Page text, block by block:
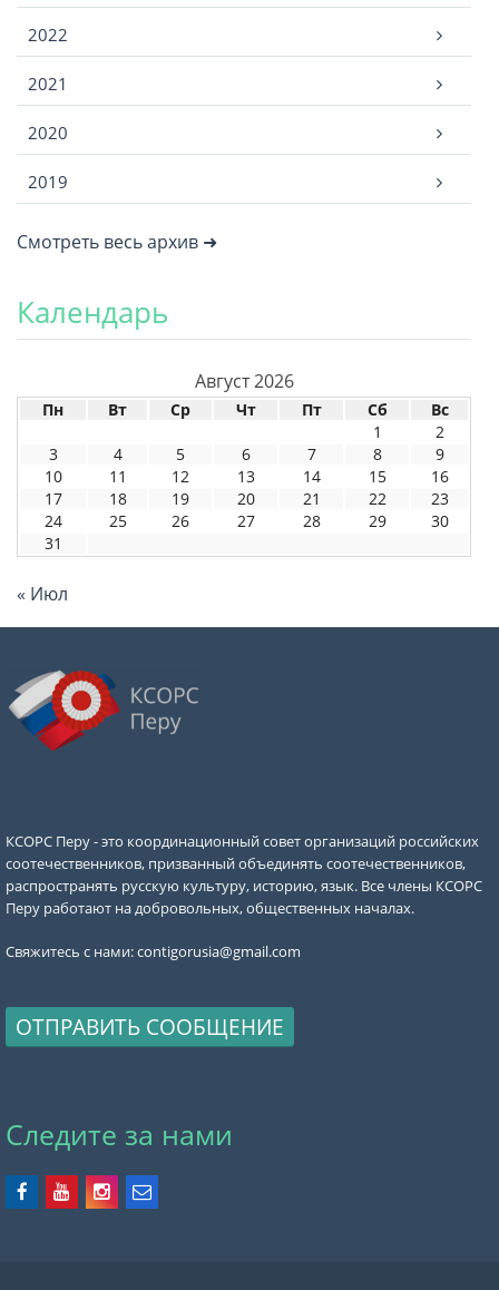
2022
2021
2020
2019
Смотреть весь архив ➜
Календарь
Август 2026
Пн Вт Ср Чт Пт Сб
Вс
1
2
3
4 5 6 7 8
9
10
11 12 13 14 15
16
17
18 19 20 21 22
23
24
25 26 27 28 29
30
31
« Июл
КСОРС Перу - это координационный совет организаций российских
соотечественников, призванный объединять соотечественников,
распространять русскую культуру, историю, язык. Все члены КСОРС
Перу работают на добровольных, общественных началах.
Свяжитесь с нами:contigorusia@gmail.com
ОТПРАВИТЬ СООБЩЕНИЕ
Следите за нами